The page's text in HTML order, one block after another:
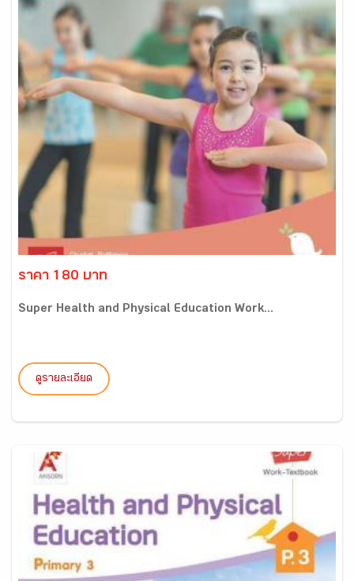
ราคา 180 บาท
Super Health and Physical Education Work...
ดูรายละเอียด